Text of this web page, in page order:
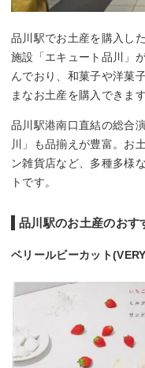
品川駅でお土産を購入し
施設「エキュート品川」
んでおり、和菓子や洋菓
まなお土産を購入できます
品川駅港南口直結の総合
川」も品揃えが豊富。お
ン雑貨店など、多種多様
トです。
品川駅のお土産のおす
ベリールビーカット